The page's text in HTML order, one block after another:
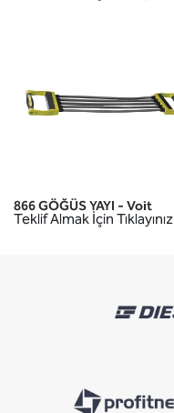
866 GÖĞÜS YAYI - Voit
Teklif Almak İçin Tıklayınız